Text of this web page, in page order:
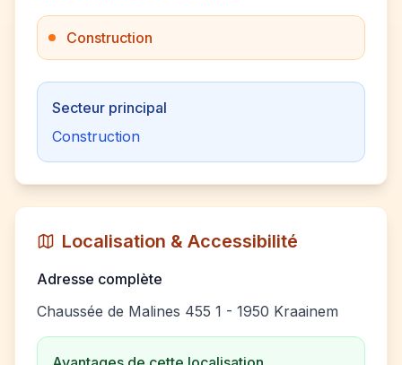
Construction
Secteur principal
Construction
Localisation & Accessibilité
Adresse complète
Chaussée de Malines 455 1 - 1950 Kraainem